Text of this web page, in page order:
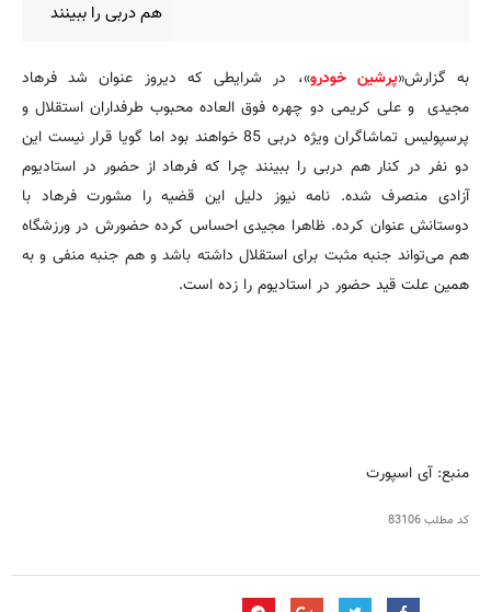
هم دربی را ببینند
به گزارش«پرشین خودرو»، در شرایطی که دیروز عنوان شد فرهاد
مجیدی و علی کریمی دو چهره فوق العاده محبوب طرفداران استقلال و
پرسپولیس تماشاگران ویژه دربی 85 خواهند بود اما گویا قرار نیست این
دو نفر در کنار هم دربی را ببینند چرا که فرهاد از حضور در استادیوم
آزادی منصرف شده. نامه نیوز دلیل این قضیه را مشورت فرهاد با
دوستانش عنوان کرده. ظاهرا مجیدی احساس کرده حضورش در ورزشگاه
هم می‌تواند جنبه مثبت برای استقلال داشته باشد و هم جنبه منفی و به
همین علت قید حضور در استادیوم را زده است.
منبع: آی اسپورت
کد مطلب83106